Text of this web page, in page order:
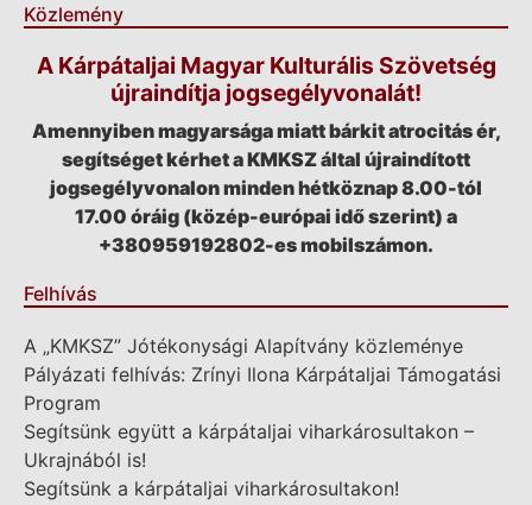
Közlemény
A Kárpátaljai Magyar Kulturális Szövetség
újraindítja jogsegélyvonalát!
Amennyiben magyarsága miatt bárkit atrocitás ér,
segítséget kérhet a KMKSZ által újraindított
jogsegélyvonalon minden hétköznap 8.00-tól
17.00 óráig (közép-európai idő szerint) a
+380959192802-es mobilszámon.
Felhívás
A „KMKSZ” Jótékonysági Alapítvány közleménye
Pályázati felhívás: Zrínyi Ilona Kárpátaljai Támogatási
Program
Segítsünk együtt a kárpátaljai viharkárosultakon –
Ukrajnából is!
Segítsünk a kárpátaljai viharkárosultakon!